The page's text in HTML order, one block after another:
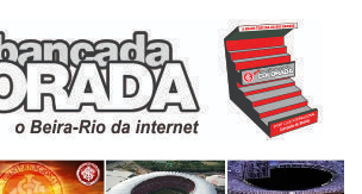
Colorada